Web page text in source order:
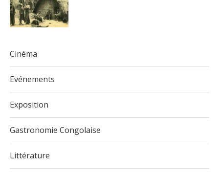
Cinéma
Evénements
Exposition
Gastronomie Congolaise
Littérature